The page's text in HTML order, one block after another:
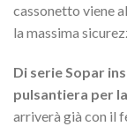
cassonetto viene
la massima
Di serie Sopar
pulsantiera per
arriverà già con il